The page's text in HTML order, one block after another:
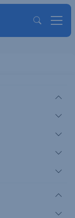
indít
fejlesztése és